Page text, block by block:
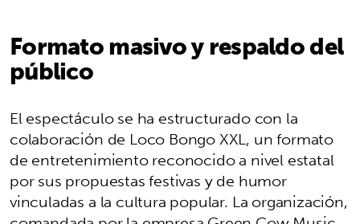
Formato masivo y respaldo del
público
El espectáculo se ha estructurado con la
colaboración de Loco Bongo XXL, un formato
de entretenimiento reconocido a nivel estatal
por sus propuestas festivas y de humor
vinculadas a la cultura popular. La organización,